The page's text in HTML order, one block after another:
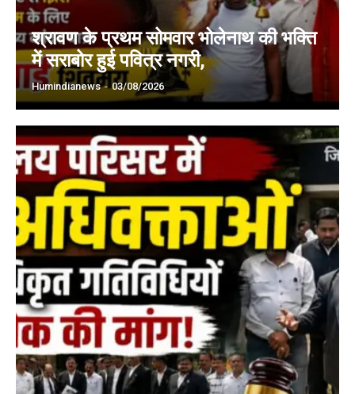
श्रावण के प्रथम सोमवार भोलेनाथ की भक्ति
में सराबोर हुई पवित्र नगरी,
Humindianews - 03/08/2026